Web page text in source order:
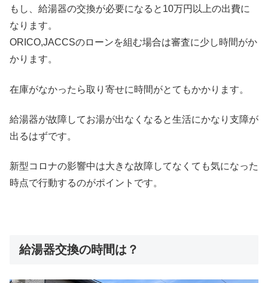
もし、給湯器の交換が必要になると10万円以上の出費に
なります。
ORICO,JACCSのローンを組む場合は審査に少し時間がか
かります。
在庫がなかったら取り寄せに時間がとてもかかります。
給湯器が故障してお湯が出なくなると生活にかなり支障が
出るはずです。
新型コロナの影響中は大きな故障してなくても気になった
時点で行動するのがポイントです。
給湯器交換の時間は？